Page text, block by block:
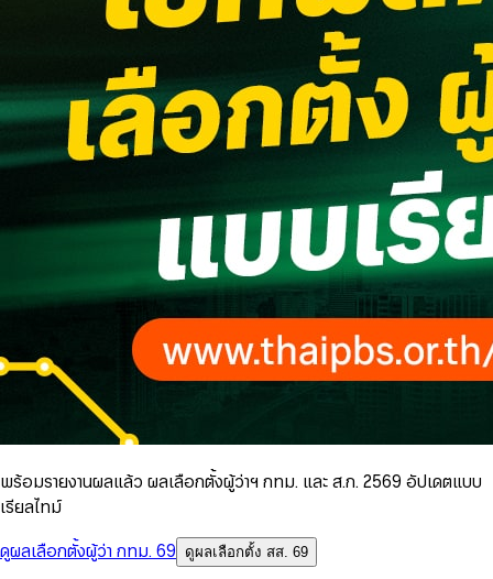
พร้อมรายงานผลแล้ว ผลเลือกตั้งผู้ว่าฯ กทม. และ ส.ก. 2569 อัปเดตแบบ
เรียลไทม์
ดูผลเลือกตั้งผู้ว่า กทม. 69
ดูผลเลือกตั้ง สส. 69